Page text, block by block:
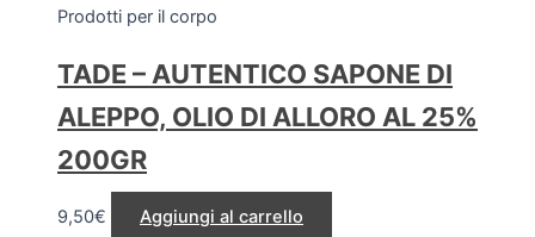
Prodotti per il corpo
TADE – AUTENTICO SAPONE DI
ALEPPO, OLIO DI ALLORO AL 25%
200GR
9,50€ Aggiungi al carrello